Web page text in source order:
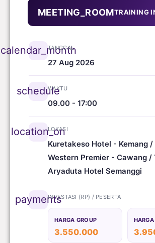
MEETING_ROOMTRAINING
calendar_month
TANGGAL
27 Aug 2026
schedule
WAKTU
09.00 - 17:00
location_on
LOKASI
Kuretakeso Hotel - Kemang /
Western Premier - Cawang /
Aryaduta Hotel Semanggi
paymentsINVESTASI (RP) / PESERTA
HARGA GROUP
3.550.000